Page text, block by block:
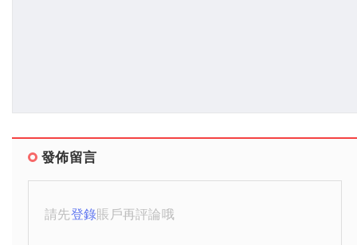
發佈留言
請先登錄賬戶再評論哦